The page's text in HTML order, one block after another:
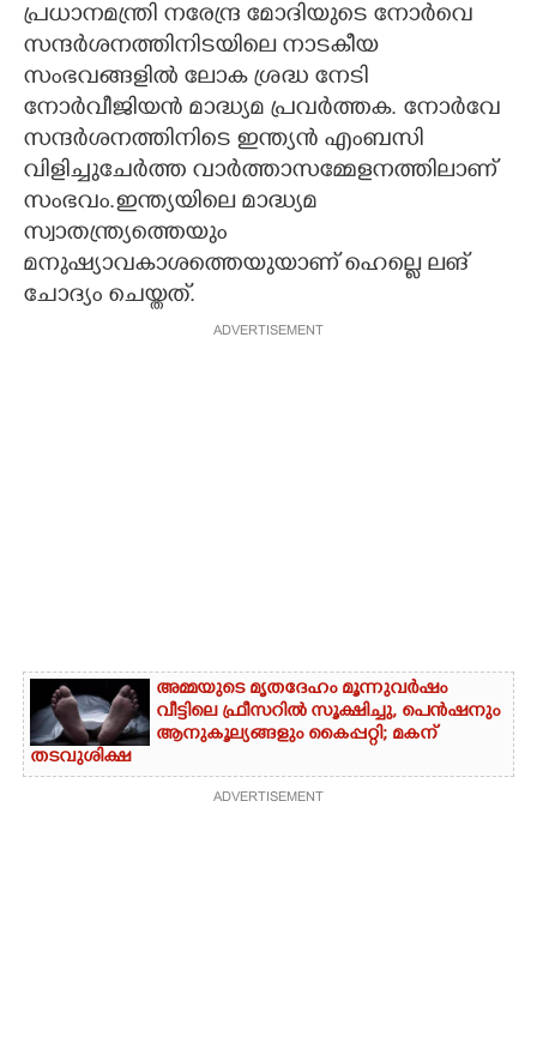
LITERATURE
CONTACT US
പ്രധാനമന്ത്രി നരേന്ദ്ര മോദിയുടെ നോർവെ
സന്ദർശനത്തിനിടയിലെ നാടകീയ
സംഭവങ്ങളിൽ ലോക ശ്രദ്ധ നേടി
നോർവീജിയൻ മാദ്ധ്യമ പ്രവർത്തക. നോർവേ
സന്ദർശനത്തിനിടെ ഇന്ത്യൻ എംബസി
വിളിച്ചുചേർത്ത വാർത്താസമ്മേളനത്തിലാണ്
സംഭവം.ഇന്ത്യയിലെ മാദ്ധ്യമ
സ്വാതന്ത്ര്യത്തെയും
മനുഷ്യാവകാശത്തെയുയാണ് ഹെല്ലെ ലങ്
ചോദ്യം ചെയ്തത്.
ADVERTISEMENT
അമ്മയുടെ മൃതദേഹം മൂന്നുവർഷം
വീട്ടിലെ ഫ്രീസറിൽ സൂക്ഷിച്ചു, പെൻഷനും
ആനുകൂല്യങ്ങളും കൈപ്പറ്റി; മകന്
തടവുശിക്ഷ
ADVERTISEMENT